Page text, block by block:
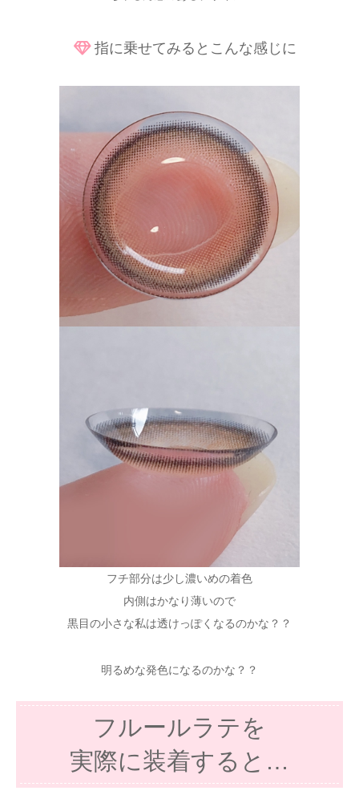
指に乗せてみるとこんな感じに
フチ部分は少し濃いめの着色
内側はかなり薄いので
黒目の小さな私は透けっぽくなるのかな？？
明るめな発色になるのかな？？
フルールラテを
実際に装着すると…